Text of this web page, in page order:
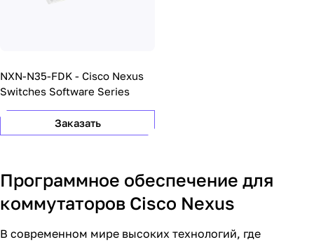
NXN-N35-FDK - Cisco Nexus
Switches Software Series
Заказать
Программное обеспечение для
коммутаторов Cisco Nexus
В современном мире высоких технологий, где